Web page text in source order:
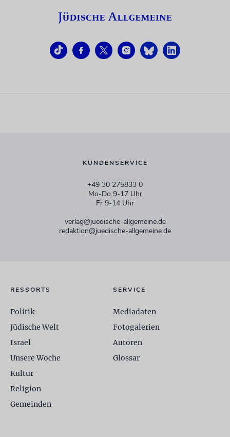
KUNDENSERVICE
+49 30 275833 0
Mo-Do 9-17 Uhr
Fr 9-14 Uhr
verlag@juedische-allgemeine.de
redaktion@juedische-allgemeine.de
RESSORTS
Politik
Jüdische Welt
Israel
Unsere Woche
Kultur
Religion
Gemeinden
SERVICE
Mediadaten
Fotogalerien
Autoren
Glossar